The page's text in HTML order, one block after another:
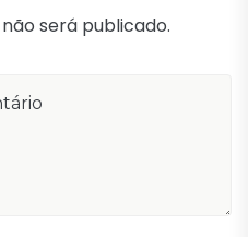
será publicado.